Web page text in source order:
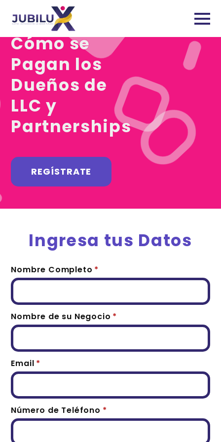
September 4, 2024
Cómo se
Pagan los
Dueños de
LLC y
Partnerships
REGÍSTRATE
Ingresa tus Datos
Nombre Completo *
Nombre de su Negocio *
Email *
Número de Teléfono *